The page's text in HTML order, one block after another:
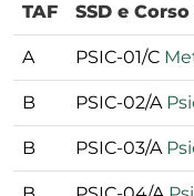
TAF SSD e Corso
A PSIC-01/C
B PSIC-02/A
B PSIC-03/A